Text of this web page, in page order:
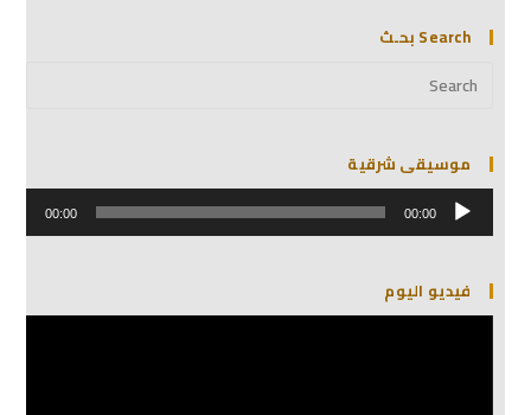
Search بحـث
موسيقى شرقية
مشغل
الصوت 00:00
00:00
فيديو اليوم
مشغل